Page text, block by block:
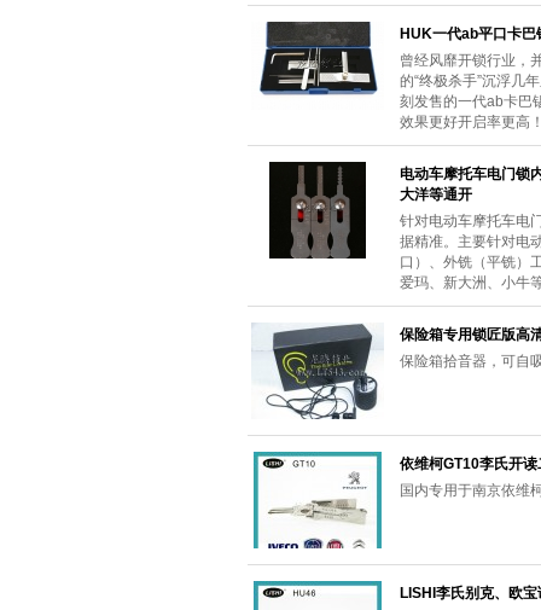
HUK一代ab平口卡
曾经风靡开锁行业，
的“终极杀手”沉浮几
刻发售的一代ab卡巴
效果更好开启率更高
电动车摩托车电门锁
大洋等通开
针对电动车摩托车电
据精准。主要针对电
口）、外铣（平铣）
爱玛、新大洲、小牛
保险箱专用锁匠版高
保险箱拾音器，可自
依维柯GT10李氏开读
国内专用于南京依维
LISHI李氏别克、欧